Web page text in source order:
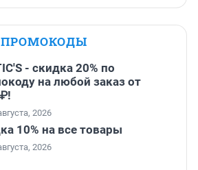
ПРОМОКОДЫ
- скидка 20% по
на любой заказ от
2026
10% на все товары
2026